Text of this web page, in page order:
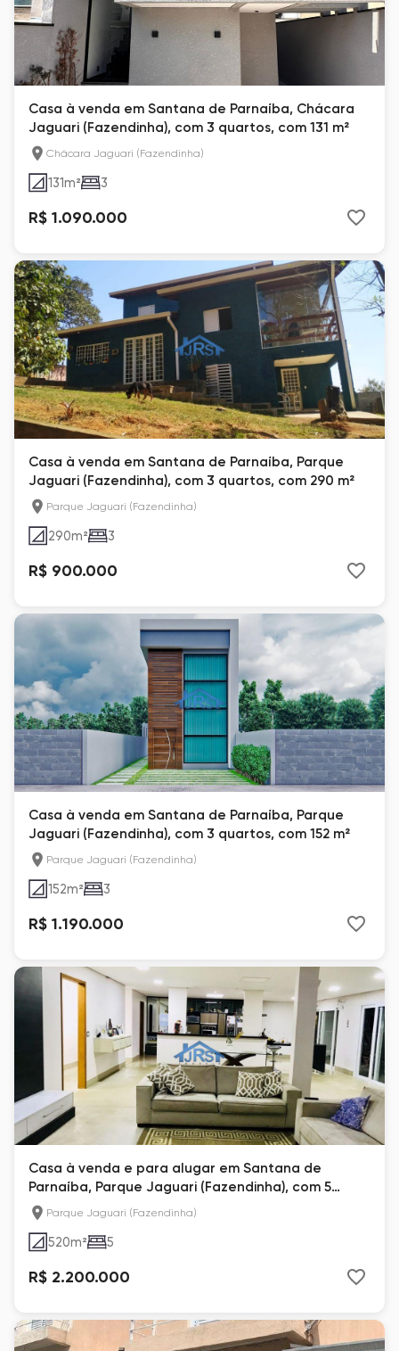
Casa à venda em Santana de Parnaíba, Chácara
Jaguari (Fazendinha), com 3 quartos, com 131 m²
Chácara Jaguari (Fazendinha)
131m² 3
R$ 1.090.000
Casa à venda em Santana de Parnaíba, Parque
Jaguari (Fazendinha), com 3 quartos, com 290 m²
Parque Jaguari (Fazendinha)
290m² 3
R$ 900.000
Casa à venda em Santana de Parnaíba, Parque
Jaguari (Fazendinha), com 3 quartos, com 152 m²
Parque Jaguari (Fazendinha)
152m² 3
R$ 1.190.000
Casa à venda e para alugar em Santana de
Parnaíba, Parque Jaguari (Fazendinha), com 5
suítesParque Jaguari (Fazendinha)
520m² 5
R$ 2.200.000